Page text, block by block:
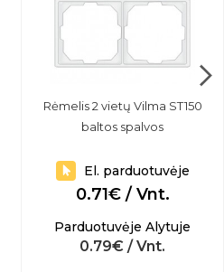
Rėmelis 2 vietų Vilma ST150
baltos spalvos
El. parduotuvėje
0.71€ / Vnt.
Parduotuvėje Alytuje
0.79€ / Vnt.